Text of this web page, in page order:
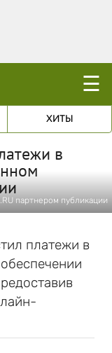
☰
ХИТЫ
в
партнером публикации
платежи в